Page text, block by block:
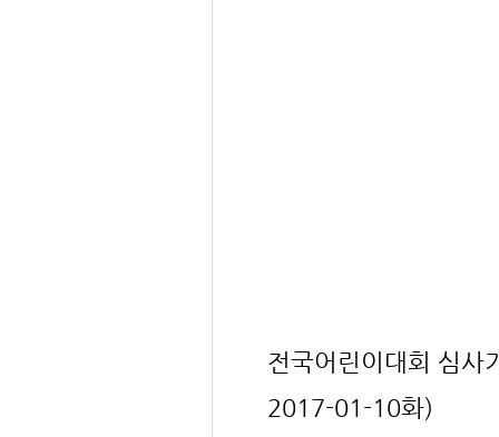
전국어린이대회 심사
2017-01-10화)